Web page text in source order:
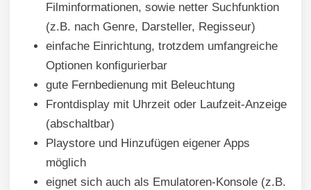
Filminformationen, sowie netter Suchfunktion
(z.B. nach Genre, Darsteller, Regisseur)
einfache Einrichtung, trotzdem umfangreiche
Optionen konfigurierbar
gute Fernbedienung mit Beleuchtung
Frontdisplay mit Uhrzeit oder Laufzeit-Anzeige
(abschaltbar)
Playstore und Hinzufügen eigener Apps
möglich
eignet sich auch als Emulatoren-Konsole (z.B.